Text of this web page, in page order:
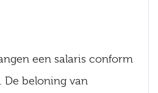
een salaris conform
De beloning van